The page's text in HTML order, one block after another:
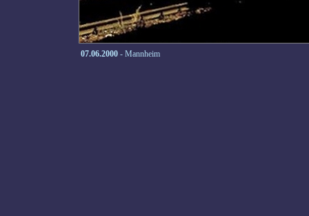
07.06.2000 - Mannheim